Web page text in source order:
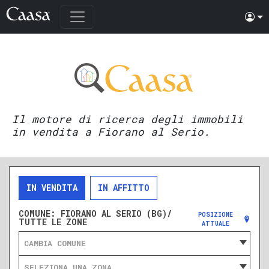
Il motore di ricerca degli immobili
in vendita a Fiorano al Serio.
IN VENDITA IN AFFITTO
COMUNE: FIORANO AL SERIO (BG)/
TUTTE LE ZONE
POSIZIONE
ATTUALE
CAMBIA COMUNE